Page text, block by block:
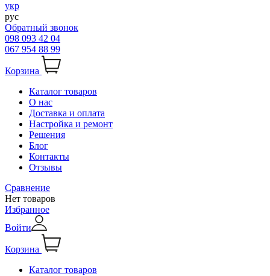
укр
рус
Обратный звонок
098 093 42 04
067 954 88 99
Корзина
Каталог товаров
О нас
Доставка и оплата
Настройка и ремонт
Решения
Блог
Контакты
Отзывы
Сравнение
Нет товаров
Избранное
Войти
Корзина
Каталог товаров